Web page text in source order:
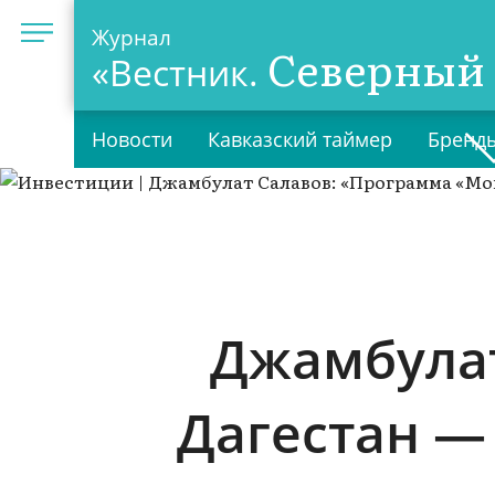
Журнал
«Вестник. Северный
Новости Кавказский таймер
Дагестан